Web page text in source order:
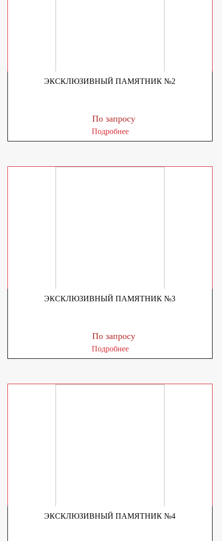
ЭКСКЛЮЗИВНЫЙ ПАМЯТНИК №2
По запросу
Подробнее
ЭКСКЛЮЗИВНЫЙ ПАМЯТНИК №3
По запросу
Подробнее
ЭКСКЛЮЗИВНЫЙ ПАМЯТНИК №4